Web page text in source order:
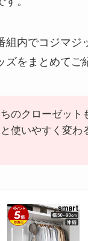
組内でコジマジ
をまとめてご
のクローゼット
使いやすく変わ